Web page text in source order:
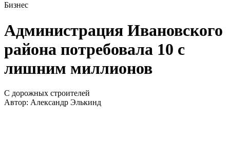
Бизнес
Администрация Ивановского
района потребовала 10 с
лишним миллионов
С дорожных строителей
Автор: Александр Элькинд